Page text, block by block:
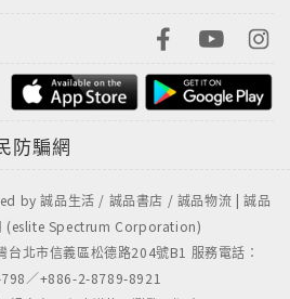
防騙網
by 誠品生活 / 誠品書店 / 誠品物流 | 誠品
(eslite Spectrum Corporation)
北市信義區松德路204號B1 服務電話：
／+886-2-8789-8921